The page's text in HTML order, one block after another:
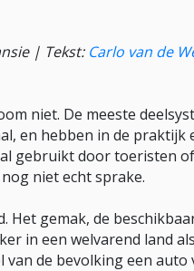
| Tekst: Carlo van de
niet. De meeste
en hebben in de praktijk
gebruikt door toeristen
niet echt sprake.
Het gemak, de
in een welvarend land
de bevolking een